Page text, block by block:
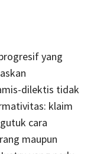
yang
dilektis tidak
klaim
cara
maupun